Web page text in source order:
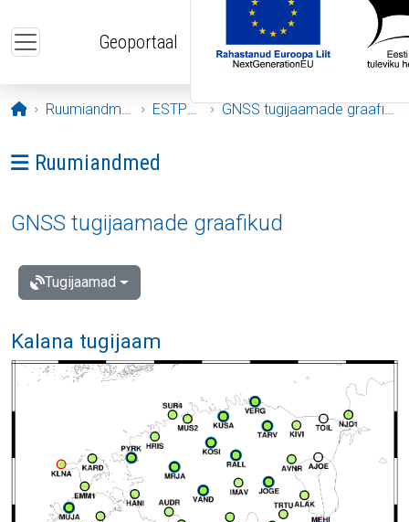
Geoportaal
Avaleht
Ruumiandmed ESTPOS GNSS tugijaamade graafikud
Ava menüü: Ruumiandmed
Ruumiandmed
GNSS tugijaamade graafikud
Tugijaamad
Kalana tugijaam